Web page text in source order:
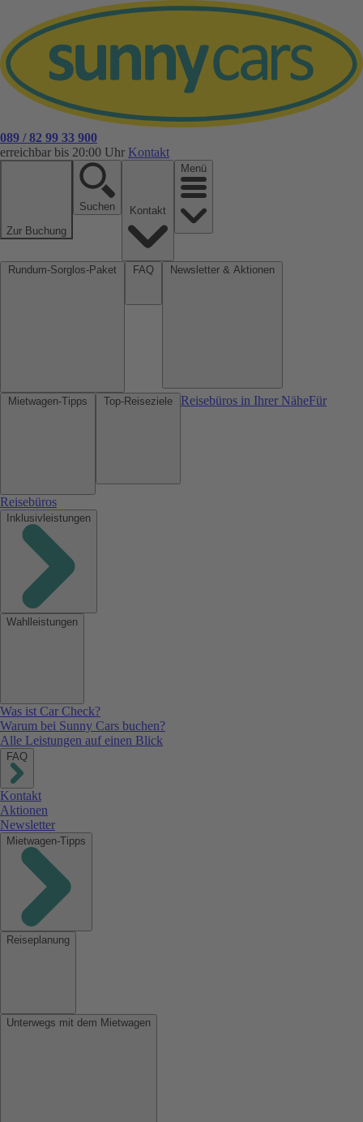
089 / 82 99 33 900
erreichbar bis 20:00 Uhr Kontakt
Zur Buchung
Suchen
Menü
Reisebüros in Ihrer NäheFür
Reisebüros
Inklusivleistungen
Wahlleistungen
Was ist Car Check?
Warum bei Sunny Cars buchen?
Alle Leistungen auf einen Blick
FAQ
Kontakt
Aktionen
Newsletter
Mietwagen-Tipps
Reiseplanung
Unterwegs mit dem Mietwagen